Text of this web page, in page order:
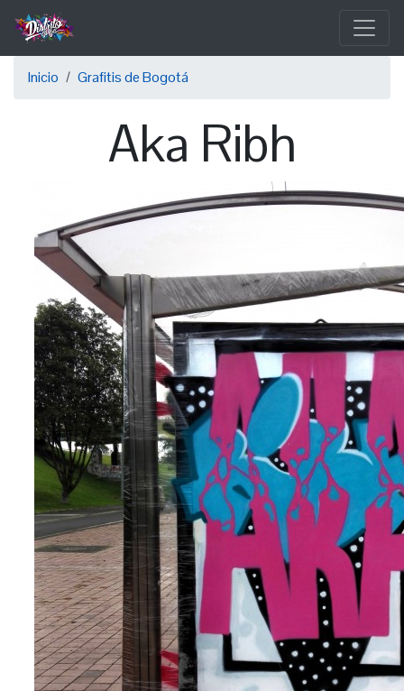
Pasar
contenido
principalSobrescribir
navegación
Inicio Grafitis de Bogotá
Aka Ribh